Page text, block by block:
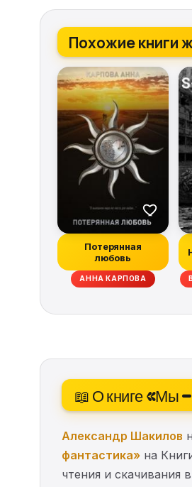
Похожие книги
Потерянная
любовь
АННА КАРПОВА
ХИЗЕР ГРЭМ, ДЭН АБНЕТТ,
📖 О книге «Мы
Александр Шакилов
фантастика» на
чтения и скачивания